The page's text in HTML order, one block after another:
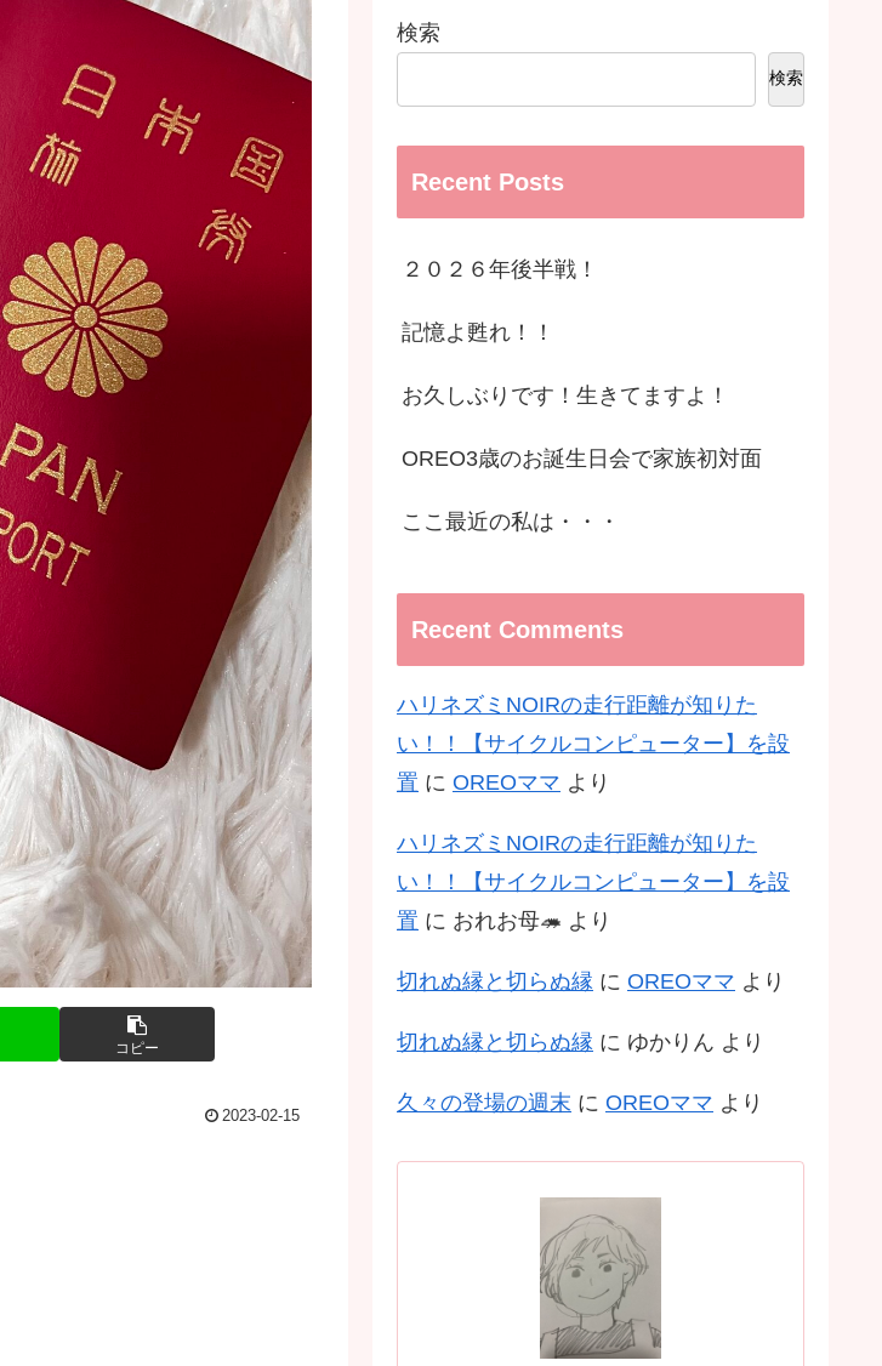
コピー
2023-02-15
検索
検索
Recent Posts
２０２６年後半戦！
記憶よ甦れ！！
お久しぶりです！生きてますよ！
OREO3歳のお誕生日会で家族初対面
ここ最近の私は・・・
Recent Comments
ハリネズミNOIRの走行距離が知りた
い！！【サイクルコンピューター】を設
置 に OREOママ より
ハリネズミNOIRの走行距離が知りた
い！！【サイクルコンピューター】を設
置 に おれお母🦔 より
切れぬ縁と切らぬ縁 に OREOママ より
切れぬ縁と切らぬ縁 に ゆかりん より
久々の登場の週末 に OREOママ より